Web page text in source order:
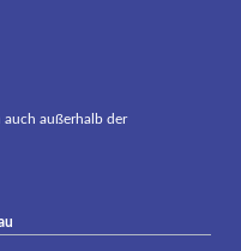
auch außerhalb der